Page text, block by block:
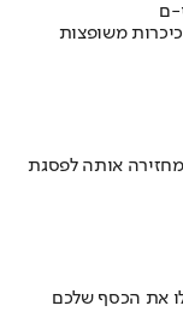
ם
משופצות
אותה לפסגת
את הכסף שלכם